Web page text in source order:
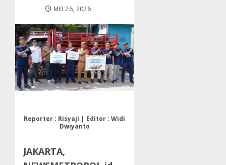
MEI 26, 2026
Reporter : Risyaji | Editor : Widi
Dwiyanto
JAKARTA,